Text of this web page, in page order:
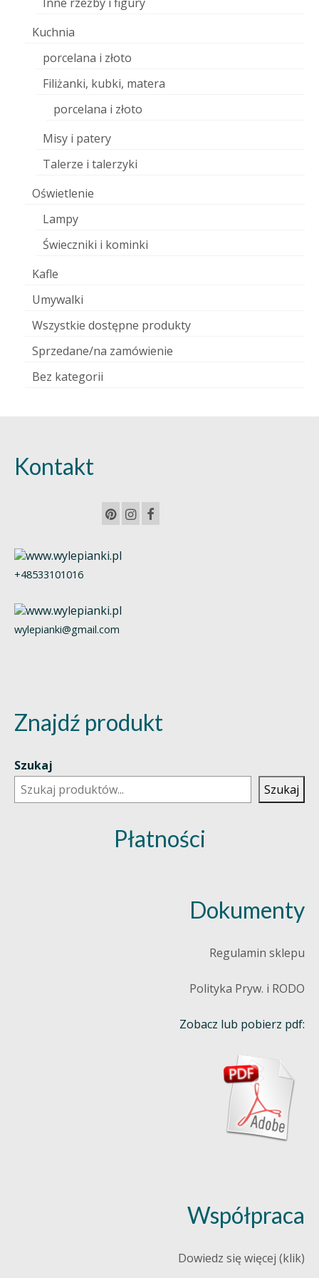
Kuchnia
porcelana i złoto
Filiżanki, kubki, matera
porcelana i złoto
Misy i patery
Talerze i talerzyki
Oświetlenie
Lampy
Świeczniki i kominki
Kafle
Umywalki
Wszystkie dostępne produkty
Sprzedane/na zamówienie
Bez kategorii
Kontakt
+48533101016
wylepianki@gmail.com
Znajdź produkt
Szukaj
Szukaj
Płatności
Dokumenty
Regulamin sklepu
Polityka Pryw. i RODO
Zobacz lub pobierz pdf:
Współpraca
Dowiedz się więcej (klik)